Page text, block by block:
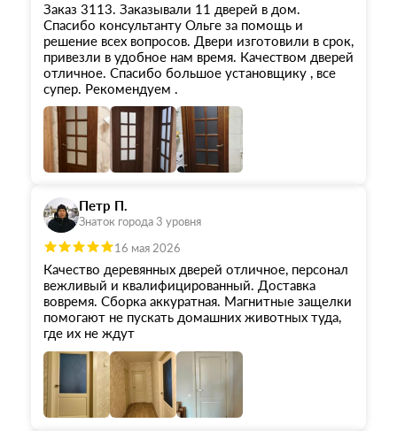
Заказ 3113. Заказывали 11 дверей в дом.
Спасибо консультанту Ольге за помощь и
решение всех вопросов. Двери изготовили в срок,
привезли в удобное нам время. Качеством дверей
отличное. Спасибо большое установщику , все
супер. Рекомендуем .
Петр П.
Знаток города 3 уровня
16 мая 2026
Качество деревянных дверей отличное, персонал
вежливый и квалифицированный. Доставка
вовремя. Сборка аккуратная. Магнитные защелки
помогают не пускать домашних животных туда,
где их не ждут